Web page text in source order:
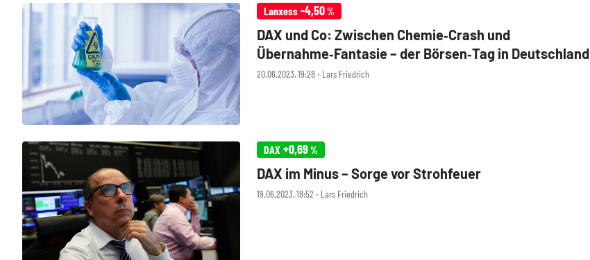
Lanxess -4,50%
20.06.2023, 19:28 ‧ Lars Friedrich
DAX und Co: Zwischen Chemie‑Crash und
Übernahme‑Fantasie – der Börsen‑Tag in Deutschland
DAX +0,69%
19.06.2023, 18:52 ‧ Lars Friedrich
DAX im Minus – Sorge vor Strohfeuer